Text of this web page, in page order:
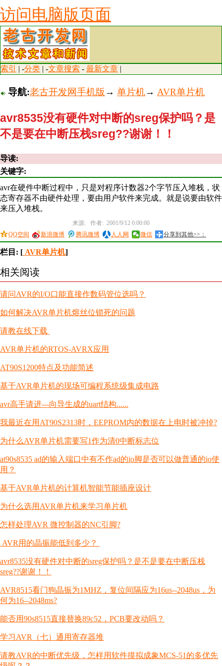
访问电脑版页面
索引 | -分类 | -文章搜索 - 最新文章 |
导航:老古开发网手机版 → 单片机→ AVR单片机
avr8535没有硬件对中断的sreg保护吗？是
不是要在中断压栈sreg??谢谢！！
导读:
关键字:
avr在硬件中断过程中，只是对程序计数器2个字节压入堆栈，状
态寄存器不由硬件处理，要由用户软件来完成。就是说要由软件
来压入堆栈。
来源: 作者: 2001/9/12 0:00:00
QQ空间
新浪微博 腾讯微博 人人网 微信 分享到其他>>：
栏目: [ AVR单片机]
相关阅读
请问AVR的I/O口能直接作数码管位选吗？
如何解决AVR单片机熔丝位锁死的问题
请教在线下载
AVR单片机的RTOS-AVRX应用
AT90S1200特点及功能简述
基于AVR单片机的现场可编程系统级集成电路
avr高手请进---向导生成的uart结构......
我最近在用AT90S2313时，EEPROM内的数据在上电时被冲掉?
为什么AVR单片机需要写1作为清0中断标志位
at90s8535 ad的输入端口中有不作ad的io脚是否可以做普通的io使
用？
基于AVR单片机的计算机智能节能插座设计
为什么选用AVR单片机来学习单片机
怎样处理AVR 微控制器的NC引脚?
AVR用的晶振能低到多少？
avr8535没有硬件对中断的sreg保护吗？是不是要在中断压栈
sreg??谢谢！！
AVR8515看门狗晶振为1MHZ，复位间隔应为16us--2048us，为
何为16--2048ms?
能否用90s8515直接替换89c52，PCB要改动吗？
学习AVR（七）通用寄存器堆
请教AVR的中断优先级，怎样用软件摸拟成象MCS-51的多优先